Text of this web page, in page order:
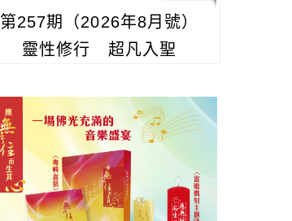
第257期（2026年8月號）
靈性修行 超凡入聖